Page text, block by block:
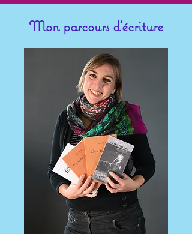
Mon parcours d'écriture